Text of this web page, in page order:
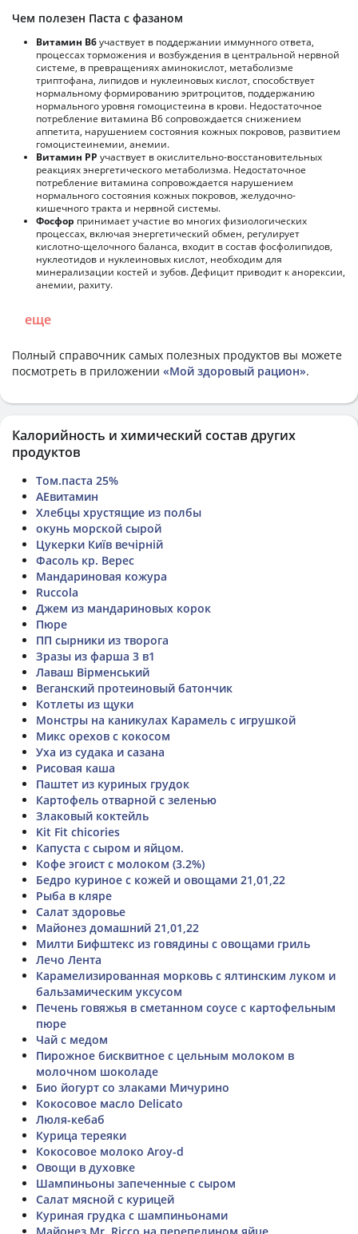
Чем полезен Паста с фазаном
Витамин В6участвует в поддержании иммунного ответа,
процессах торможения и возбуждения в центральной нервной
системе, в превращениях аминокислот, метаболизме
триптофана, липидов и нуклеиновых кислот, способствует
нормальному формированию эритроцитов, поддержанию
нормального уровня гомоцистеина в крови. Недостаточное
потребление витамина В6 сопровождается снижением
аппетита, нарушением состояния кожных покровов, развитием
гомоцистеинемии, анемии.
Витамин РР участвует в окислительно-восстановительных
реакциях энергетического метаболизма. Недостаточное
потребление витамина сопровождается нарушением
нормального состояния кожных покровов, желудочно-
кишечного тракта и нервной системы.
Фосфор принимает участие во многих физиологических
процессах, включая энергетический обмен, регулирует
кислотно-щелочного баланса, входит в состав фосфолипидов,
нуклеотидов и нуклеиновых кислот, необходим для
минерализации костей и зубов. Дефицит приводит к анорексии,
анемии, рахиту.
еще
Полный справочник самых полезных продуктов вы можете
посмотреть в приложении «Мой здоровый рацион».
Калорийность и химический состав других
продуктов
Том.паста 25%
АЕвитамин
Хлебцы хрустящие из полбы
окунь морской сырой
Цукерки Київ вечірній
Фасоль кр. Верес
Мандариновая кожура
Ruccola
Джем из мандариновых корок
Пюре
ПП сырники из творога
Зразы из фарша 3 в1
Лаваш Вірменський
Веганский протеиновый батончик
Котлеты из щуки
Монстры на каникулах Карамель с игрушкой
Микс орехов с кокосом
Уха из судака и сазана
Рисовая каша
Паштет из куриных грудок
Картофель отварной с зеленью
Злаковый коктейль
Kit Fit chicories
Капуста с сыром и яйцом.
Кофе эгоист с молоком (3.2%)
Бедро куриное с кожей и овощами 21,01,22
Рыба в кляре
Салат здоровье
Майонез домашний 21,01,22
Милти Бифштекс из говядины с овощами гриль
Лечо Лента
Карамелизированная морковь с ялтинским луком и
бальзамическим уксусом
Печень говяжья в сметанном соусе с картофельным
пюре
Чай с медом
Пирожное бисквитное с цельным молоком в
молочном шоколаде
Био йогурт со злаками Мичурино
Кокосовое масло Delicato
Люля-кебаб
Курица тереяки
Кокосовое молоко Aroy-d
Овощи в духовке
Шампиньоны запеченные с сыром
Салат мясной с курицей
Куриная грудка с шампиньонами